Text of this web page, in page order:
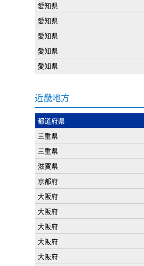
愛知県
愛知県
愛知県
愛知県
愛知県
近畿地方
都道府県
三重県
三重県
滋賀県
京都府
大阪府
大阪府
大阪府
大阪府
大阪府